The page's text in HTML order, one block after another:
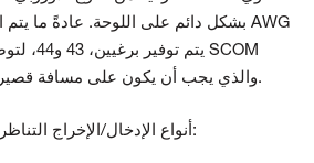
(الأرضي)، والذي يجب أن يكون على مسافة قصيرة قدر الإمكان.
يستوعب DTAI أنواع الإدخال/الإخراج التناظرية التالية: